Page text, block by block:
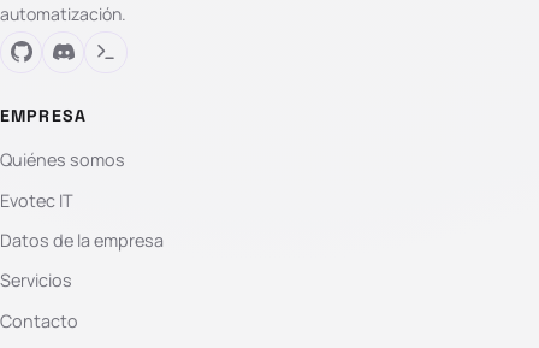
automatización.
EMPRESA
Quiénes somos
Evotec IT
Datos de la empresa
Servicios
Contacto